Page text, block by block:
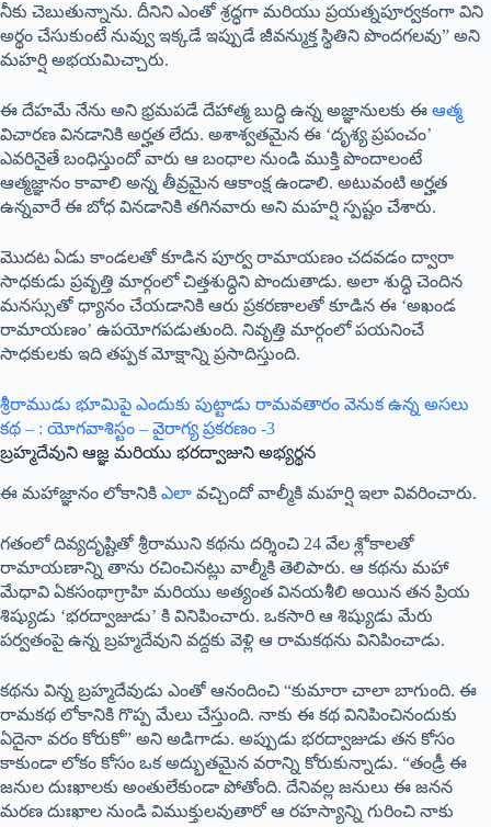
నీకు చెబుతున్నాను. దీనిని ఎంతో శ్రద్ధగా మరియు ప్రయత్నపూర్వకంగా విని
అర్థం చేసుకుంటే నువ్వు ఇక్కడే ఇప్పుడే జీవన్ముక్త స్థితిని పొందగలవు” అని
మహర్షి అభయమిచ్చారు.
ఈ దేహమే నేను అని భ్రమపడే దేహాత్మ బుద్ధి ఉన్న అజ్ఞానులకు ఈ ఆత్మ
విచారణ వినడానికి అర్హత లేదు. అశాశ్వతమైన ఈ ‘దృశ్య ప్రపంచం’
ఎవరినైతే బంధిస్తుందో వారు ఆ బంధాల నుండి ముక్తి పొందాలంటే
ఆత్మజ్ఞానం కావాలి అన్న తీవ్రమైన ఆకాంక్ష ఉండాలి. అటువంటి అర్హత
ఉన్నవారే ఈ బోధ వినడానికి తగినవారు అని మహర్షి స్పష్టం చేశారు.
మొదట ఏడు కాండలతో కూడిన పూర్వ రామాయణం చదవడం ద్వారా
సాధకుడు ప్రవృత్తి మార్గంలో చిత్తశుద్ధిని పొందుతాడు. అలా శుద్ధి చెందిన
మనస్సుతో ధ్యానం చేయడానికి ఆరు ప్రకరణాలతో కూడిన ఈ ‘అఖండ
రామాయణం’ ఉపయోగపడుతుంది. నివృత్తి మార్గంలో పయనించే
సాధకులకు ఇది తప్పక మోక్షాన్ని ప్రసాదిస్తుంది.
శ్రీరాముడు భూమిపై ఎందుకు పుట్టాడు రామవతారం వెనుక ఉన్న అసలు
కథ – : యోగవాశిస్టం – వైరాగ్య ప్రకరణం -3
బ్రహ్మదేవుని ఆజ్ఞ మరియు భరద్వాజుని అభ్యర్థన
ఈ మహాజ్ఞానం లోకానికి ఎలా వచ్చిందో వాల్మీకి మహర్షి ఇలా వివరించారు.
గతంలో దివ్యదృష్టితో శ్రీరాముని కథను దర్శించి 24 వేల శ్లోకాలతో
రామాయణాన్ని తాను రచించినట్లు వాల్మీకి తెలిపారు. ఆ కథను మహా
మేధావి ఏకసంథాగ్రాహి మరియు అత్యంత వినయశీలి అయిన తన ప్రియ
శిష్యుడు ‘భరద్వాజుడు’ కి వినిపించారు. ఒకసారి ఆ శిష్యుడు మేరు
పర్వతంపై ఉన్న బ్రహ్మదేవుని వద్దకు వెళ్లి ఆ రామకథను వినిపించాడు.
కథను విన్న బ్రహ్మదేవుడు ఎంతో ఆనందించి “కుమారా చాలా బాగుంది. ఈ
రామకథ లోకానికి గొప్ప మేలు చేస్తుంది. నాకు ఈ కథ వినిపించినందుకు
ఏదైనా వరం కోరుకో” అని అడిగాడు. అప్పుడు భరద్వాజుడు తన కోసం
కాకుండా లోకం కోసం ఒక అద్భుతమైన వరాన్ని కోరుకున్నాడు. “తండ్రీ ఈ
జనుల దుఃఖాలకు అంతులేకుండా పోతోంది. దేనివల్ల జనులు ఈ జనన
మరణ దుఃఖాల నుండి విముక్తులవుతారో ఆ రహస్యాన్ని గురించి నాకు